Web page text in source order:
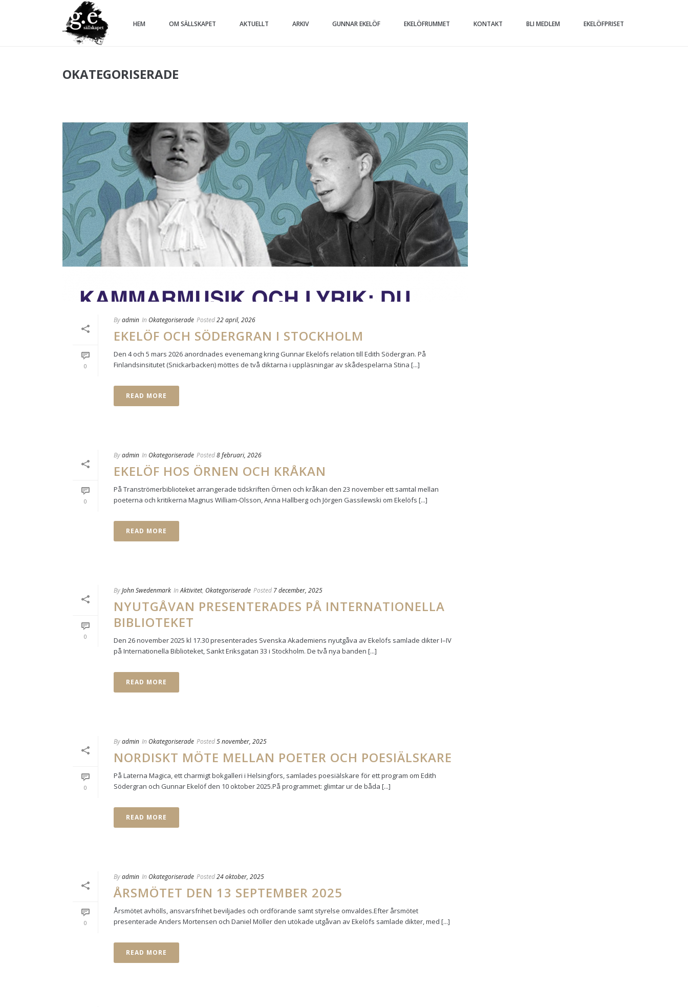
HEM OM SÄLLSKAPET AKTUELLT ARKIV GUNNAR EKELÖF EKELÖFRUMMET KONTAKT BLI MEDLEM EKELÖFPRISET
OKATEGORISERADE
0
Byadmin In Okategoriserade Posted22 april, 2026
EKELÖF OCH SÖDERGRAN I STOCKHOLM
Den 4 och 5 mars 2026 anordnades evenemang kring Gunnar Ekelöfs relation till Edith Södergran. På
Finlandsinsitutet (Snickarbacken) möttes de två diktarna i uppläsningar av skådespelarna Stina [...]
READ MORE
0
Byadmin In Okategoriserade Posted8 februari, 2026
EKELÖF HOS ÖRNEN OCH KRÅKAN
På Tranströmerbiblioteket arrangerade tidskriften Örnen och kråkan den 23 november ett samtal mellan
poeterna och kritikerna Magnus William-Olsson, Anna Hallberg och Jörgen Gassilewski om Ekelöfs [...]
READ MORE
0
ByJohn Swedenmark In Aktivitet, Okategoriserade Posted 7 december, 2025
NYUTGÅVAN PRESENTERADES PÅ INTERNATIONELLA
BIBLIOTEKET
Den 26 november 2025 kl 17.30 presenterades Svenska Akademiens nyutgåva av Ekelöfs samlade dikter I–IV
på Internationella Biblioteket, Sankt Eriksgatan 33 i Stockholm. De två nya banden [...]
READ MORE
0
Byadmin In Okategoriserade Posted5 november, 2025
NORDISKT MÖTE MELLAN POETER OCH POESIÄLSKARE
På Laterna Magica, ett charmigt bokgalleri i Helsingfors, samlades poesiälskare för ett program om Edith
Södergran och Gunnar Ekelöf den 10 oktober 2025.På programmet: glimtar ur de båda [...]
READ MORE
0
Byadmin In Okategoriserade Posted24 oktober, 2025
ÅRSMÖTET DEN 13 SEPTEMBER 2025
Årsmötet avhölls, ansvarsfrihet beviljades och ordförande samt styrelse omvaldes.Efter årsmötet
presenterade Anders Mortensen och Daniel Möller den utökade utgåvan av Ekelöfs samlade dikter, med [...]
READ MORE